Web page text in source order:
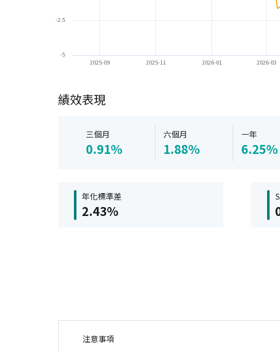
2025-09 2025-11 2026-01 2026-03
-5
-2.5
績效表現
三個月
0.91%
六個月
1.88%
一年
6.25%
年化標準差
2.43%
注意事項